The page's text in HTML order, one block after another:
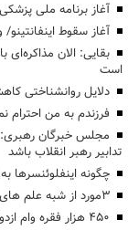
آغاز برنامه ملی پزشکی خانواده در ۲۰ شهر
آغاز سقوط
بقایی: الان مذاکره‌ای
است
دلایل روانشناختی
فرزندم به من احترام نمی‌گذارد؛ ۵ راهکار عملی برای
مجلس خبرگان رهبری:
تدابیر رهبر انقلاب باشد
چگونه اینفلوئنسرها
3مورد از شبه علم های رایج در صفحات سلامت +اینفوگرافی
۴۵۰ هزار فقره وام ازدواج پرداخت خواهد شد